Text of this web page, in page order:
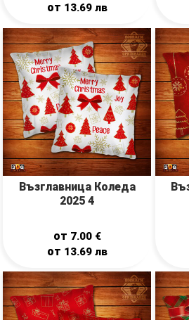
от 13.69 лв
Възглавница Коледа
2025 4
от 7.00 €
от 13.69 лв